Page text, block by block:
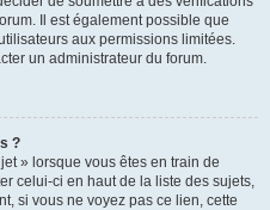
Il est également possible que
aux permissions limitées.
un administrateur du forum.
?
» lorsque vous êtes en train de
celui-ci en haut de la liste des sujets,
si vous ne voyez pas ce lien, cette